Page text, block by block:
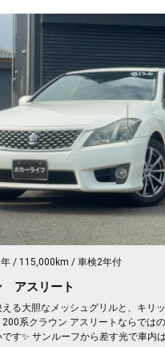
115,000km 車検2年付
アスリート
る大胆なメッシュグリルと、キリ
200系クラウン アスリートならでは
す✨ サンルーフから差す光で車内